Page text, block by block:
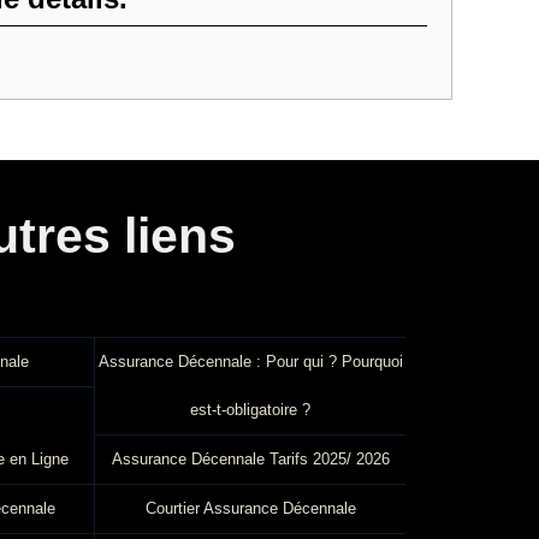
liens
Assurance Décennale : Pour qui ? Pourquoi
est-t-obligatoire ?
en Ligne Assurance Décennale Tarifs 2025/ 2026
Courtier Assurance Décennale